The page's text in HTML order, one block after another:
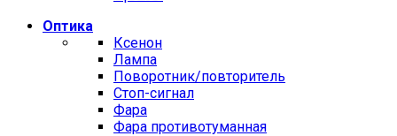
Оптика
Ксенон
Лампа
Поворотник/повторитель
Стоп-сигнал
Фара
Фара противотуманная